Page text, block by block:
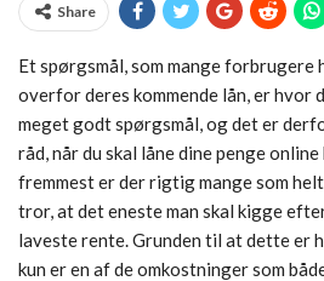
Share
Et spørgsmål, som mange
overfor deres kommende lån, er
meget godt spørgsmål, og det er
råd, når du skal låne dine penge
fremmest er der rigtig mange som
tror, at det eneste man skal kigge
laveste rente. Grunden til at dette er
kun er en af de omkostninger som